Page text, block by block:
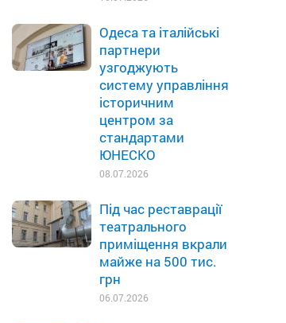
Одеса та італійські
партнери
узгоджують
систему управління
історичним
центром за
стандартами
ЮНЕСКО
08.07.2026
Під час реставрації
театрального
приміщення вкрали
майже на 500 тис.
грн
06.07.2026